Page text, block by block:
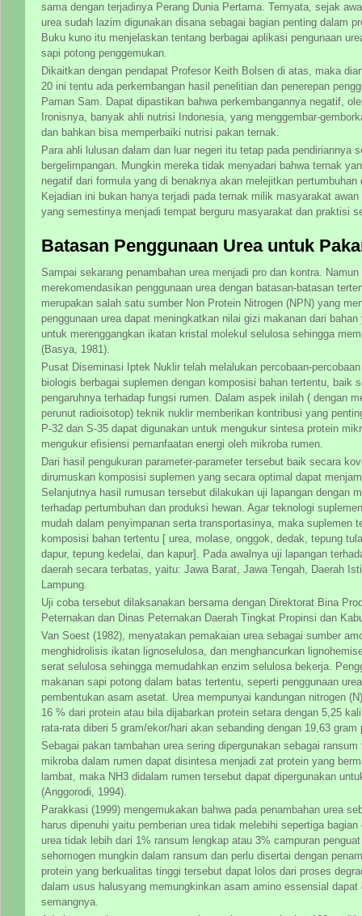
sama dengan terjadinya Perang Dunia Pertama. Ternyata, sejak
urea sudah lazim digunakan disana sebagai bagian penting dalam
Buku kuno itu menjelaskan tentang berbagai aplikasi pengunaan
sapi potong penggemukan.
Dikaitkan dengan pendapat Profesor Keith Bolsen di atas, maka
20 ini tentu ada perkembangan hasil penelitian dan penerepan
Paman Sam. Dapat dipastikan bahwa perkembangannya negatif,
Ironisnya, banyak ahli nutrisi Indonesia, yang menggembar-
dan bahkan bisa memperbaiki nutrisi pakan ternak.
Para ahli lulusan dalam dan luar negeri itu tetap pada pendiriannya
bergelimpangan. Mungkin mereka tidak menyadari bahwa ternak
negatif dari formula yang di benaknya akan melejitkan
Kejadian ini bukan hanya terjadi pada ternak milik masyarakat
yang semestinya menjadi tempat berguru masyarakat dan praktisi
Batasan Penggunaan Urea untuk
Sampai sekarang penambahan urea menjadi pro dan kontra.
merekomendasikan penggunaan urea dengan batasan-batasan
merupakan salah satu sumber Non Protein Nitrogen (NPN) yang
penggunaan urea dapat meningkatkan nilai gizi makanan dari
untuk merenggangkan ikatan kristal molekul selulosa sehingga
(Basya, 1981).
Pusat Diseminasi Iptek Nuklir telah melalukan percobaan-
biologis berbagai suplemen dengan komposisi bahan tertentu, baik
pengaruhnya terhadap fungsi rumen. Dalam aspek inilah ( dengan
perunut radioisotop) teknik nuklir memberikan kontribusi yang
P-32 dan S-35 dapat digunakan untuk mengukur sintesa protein
mengukur efisiensi pemanfaatan energi oleh mikroba rumen.
Dari hasil pengukuran parameter-parameter tersebut baik secara
dirumuskan komposisi suplemen yang secara optimal dapat
Selanjutnya hasil rumusan tersebut dilakukan uji lapangan dengan
terhadap pertumbuhan dan produksi hewan. Agar teknologi
mudah dalam penyimpanan serta transportasinya, maka suplemen
komposisi bahan tertentu [ urea, molase, onggok, dedak, tepung
dapur, tepung kedelai, dan kapur]. Pada awalnya uji lapangan
daerah secara terbatas, yaitu: Jawa Barat, Jawa Tengah, Daerah
Lampung.
Uji coba tersebut dilaksanakan bersama dengan Direktorat Bina
Peternakan dan Dinas Peternakan Daerah Tingkat Propinsi dan
Van Soest (1982), menyatakan pemakaian urea sebagai sumber
menghidrolisis ikatan lignoselulosa, dan menghancurkan
serat selulosa sehingga memudahkan enzim selulosa bekerja.
makanan sapi potong dalam batas tertentu, seperti penggunaan
pembentukan asam asetat. Urea mempunyai kandungan nitrogen
16 % dari protein atau bila dijabarkan protein setara dengan 5,25
rata-rata diberi 5 gram/ekor/hari akan sebanding dengan 19,63
Sebagai pakan tambahan urea sering dipergunakan sebagai
mikroba dalam rumen dapat disintesa menjadi zat protein yang
lambat, maka NH3 didalam rumen tersebut dapat dipergunakan
(Anggorodi, 1994).
Parakkasi (1999) mengemukakan bahwa pada penambahan urea
harus dipenuhi yaitu pemberian urea tidak melebihi sepertiga
urea tidak lebih dari 1% ransum lengkap atau 3% campuran
sehomogen mungkin dalam ransum dan perlu disertai dengan
protein yang berkualitas tinggi tersebut dapat lolos dari proses
dalam usus halusyang memungkinkan asam amino essensial
semangnya.